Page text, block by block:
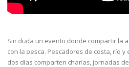
Sin duda un evento donde compartir la
con la pesca. Pescadores de costa, río
dos días comparten charlas, jornadas